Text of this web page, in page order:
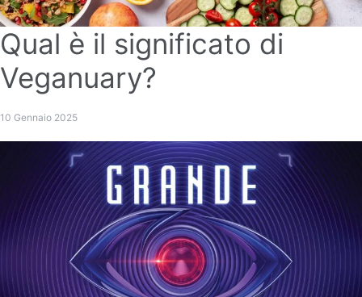
Qual è il significato di
Veganuary?
10 Gennaio 2025